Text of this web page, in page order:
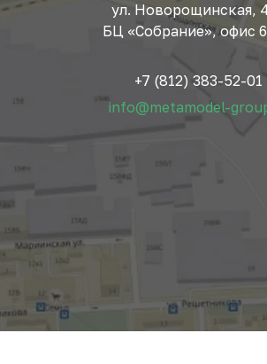
info@metamodel-
+7 (812) 383-52-01
ул. Новорощинская,
БЦ «Собрание», офис